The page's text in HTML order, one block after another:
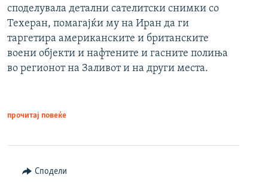
споделувала детални сателитски снимки со
Техеран, помагајќи му на Иран да ги
таргетира американските и британските
воени објекти и нафтените и гасните полиња
во регионот на Заливот и на други места.
прочитај повеќе
Сподели